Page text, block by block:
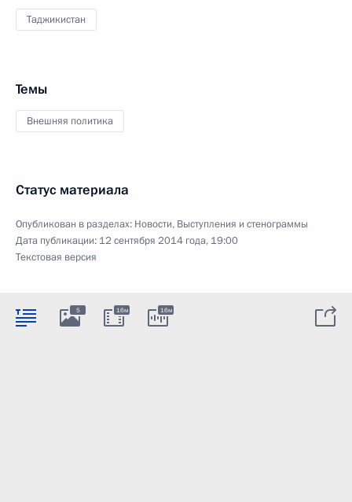
Таджикистан
Темы
Внешняя политика
Статус материала
Опубликован в разделах: Новости, Выступления и стенограммы
Дата публикации: 12 сентября 2014 года, 19:00
Текстовая версия
5 16м 16м